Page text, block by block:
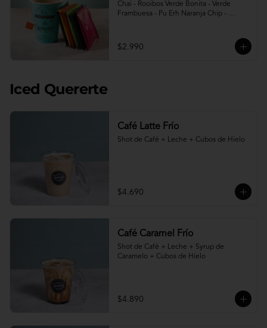
Chai - Rooibos Verde Bonita - Verde
Frambuesa - Pu Erh Naranja Chip -
$2.990
Iced Quererte
Café Latte Frío
Shot de Café + Leche + Cubos de Hielo
$4.690
Café Caramel Frío
Shot de Café + Leche + Syrup de
Caramelo + Cubos de Hielo
$4.890